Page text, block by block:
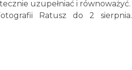
uzupełniać i równoważyć.
Ratusz do 2 sierpnia.